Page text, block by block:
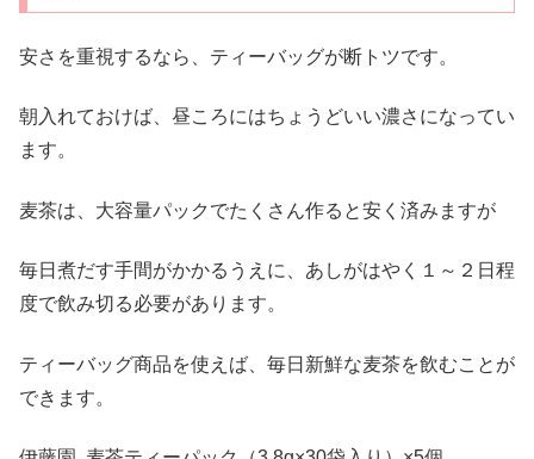
安さを重視するなら、ティーバッグが断トツです。
朝入れておけば、昼ころにはちょうどいい濃さになってい
ます。
麦茶は、大容量パックでたくさん作ると安く済みますが
毎日煮だす手間がかかるうえに、あしがはやく１～２日程
度で飲み切る必要があります。
ティーバッグ商品を使えば、毎日新鮮な麦茶を飲むことが
できます。